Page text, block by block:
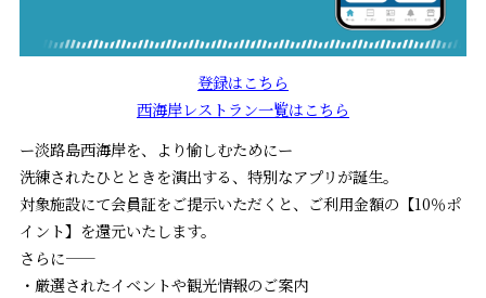
登録はこちら
西海岸レストラン一覧はこちら
ー淡路島西海岸を、より愉しむためにー
洗練されたひとときを演出する、特別なアプリが誕生。
対象施設にて会員証をご提示いただくと、ご利用金額の【10％ポ
イント】を還元いたします。
さらに——
・厳選されたイベントや観光情報のご案内